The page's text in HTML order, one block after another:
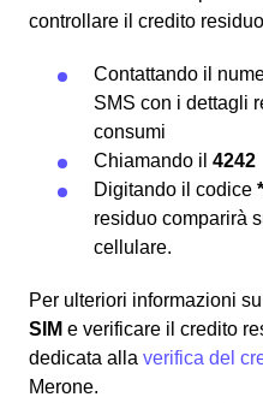
controllare il credito
Contattando il
SMS con i dettagli
consumi
Chiamando il 4242
Digitando il codice
residuo comparirà
cellulare.
Per ulteriori informazioni
SIM e verificare il credito
dedicata alla verifica del
Merone.